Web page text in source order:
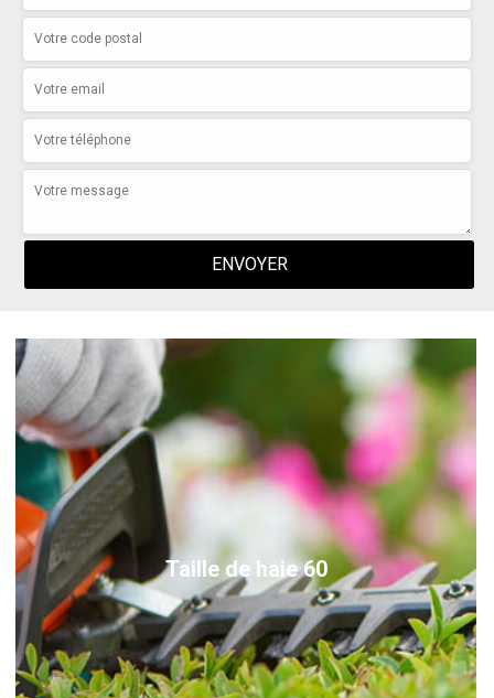
Taille de haie 60